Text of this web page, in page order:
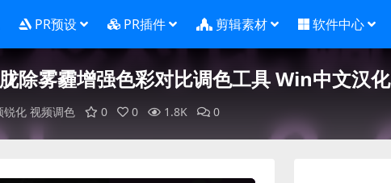
PR预设 PR插件 剪辑素材 软件中心
除雾霾增强色彩对比调色工具 Win中文汉化
锐化 视频调色 0 0 1.8K 0